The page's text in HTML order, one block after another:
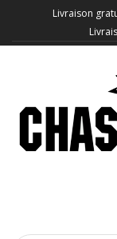
Livraison